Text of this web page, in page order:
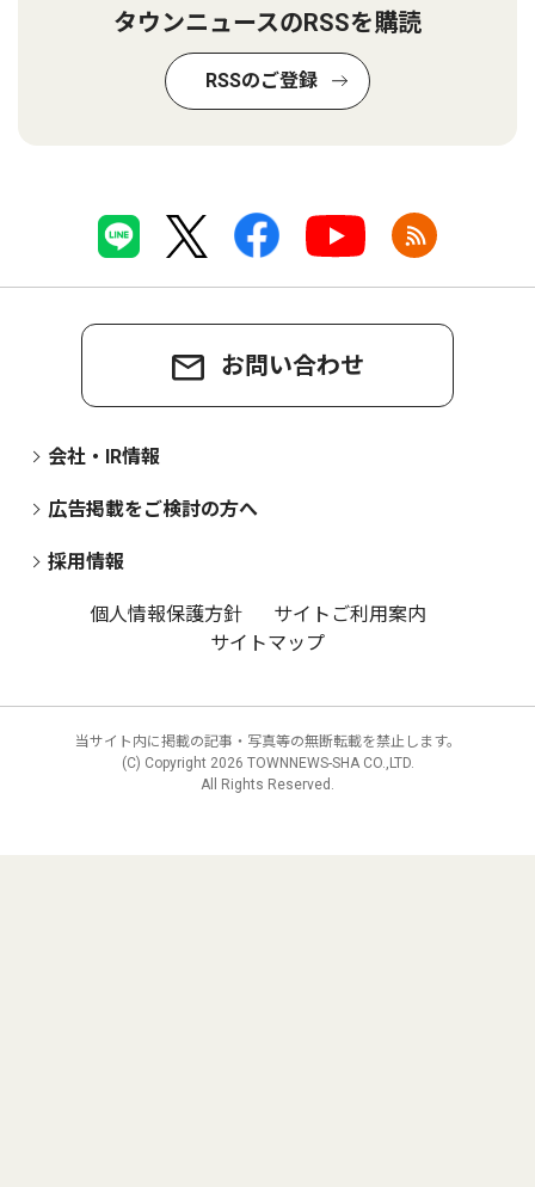
タウンニュースのRSSを購読
RSSのご登録
お問い合わせ
会社・IR情報
広告掲載をご検討の方へ
採用情報
個人情報保護方針
サイトご利用案内
サイトマップ
当サイト内に掲載の記事・写真等の無断転載を禁止します。
(C) Copyright 2026 TOWNNEWS-SHA CO.,LTD.
All Rights Reserved.